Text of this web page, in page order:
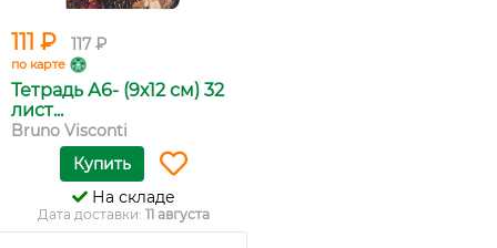
111 ₽ 117 ₽
по карте
Тетрадь А6- (9х12 см) 32
лист...
Bruno Visconti
Купить
На складе
Дата доставки: 11 августа